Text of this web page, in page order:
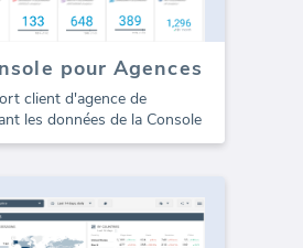
pour Agences
client d'agence de
les données de la Console